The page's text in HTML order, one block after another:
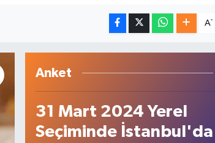
A-
Anket
31 Mart 2024 Yerel
Seçiminde İstanbul'da